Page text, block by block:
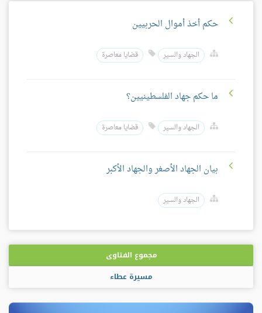
حكم أخذ أموال الحربيين
الجهاد والسير قضايا معاصرة
ما حكم جهاد الفلسطينيين؟
الجهاد والسير قضايا معاصرة
بيان الجهاد الأصغر والجهاد الأكبر
الجهاد والسير
مجموع الفتاوى
مسيرة عطاء